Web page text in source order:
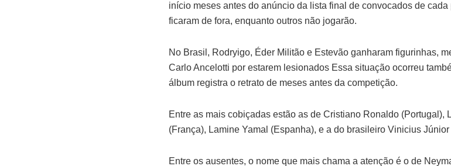
início meses antes do anúncio da lista final de convocados de
ficaram de fora, enquanto outros não jogarão.
No Brasil, Rodryigo, Éder Militão e Estevão ganharam figurinhas,
Carlo Ancelotti por estarem lesionados Essa situação ocorreu
álbum registra o retrato de meses antes da competição.
Entre as mais cobiçadas estão as de Cristiano Ronaldo
(França), Lamine Yamal (Espanha), e a do brasileiro Vinicius Júnior
Entre os ausentes, o nome que mais chama a atenção é o de